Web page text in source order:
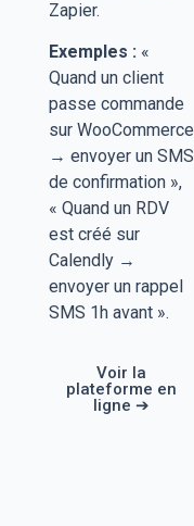
Zapier.
Exemples : «
Quand un client
passe commande
sur WooCommerce
→ envoyer un SMS
de confirmation »,
« Quand un RDV
est créé sur
Calendly →
envoyer un rappel
SMS 1h avant ».
Voir la
plateforme en
ligne ➔